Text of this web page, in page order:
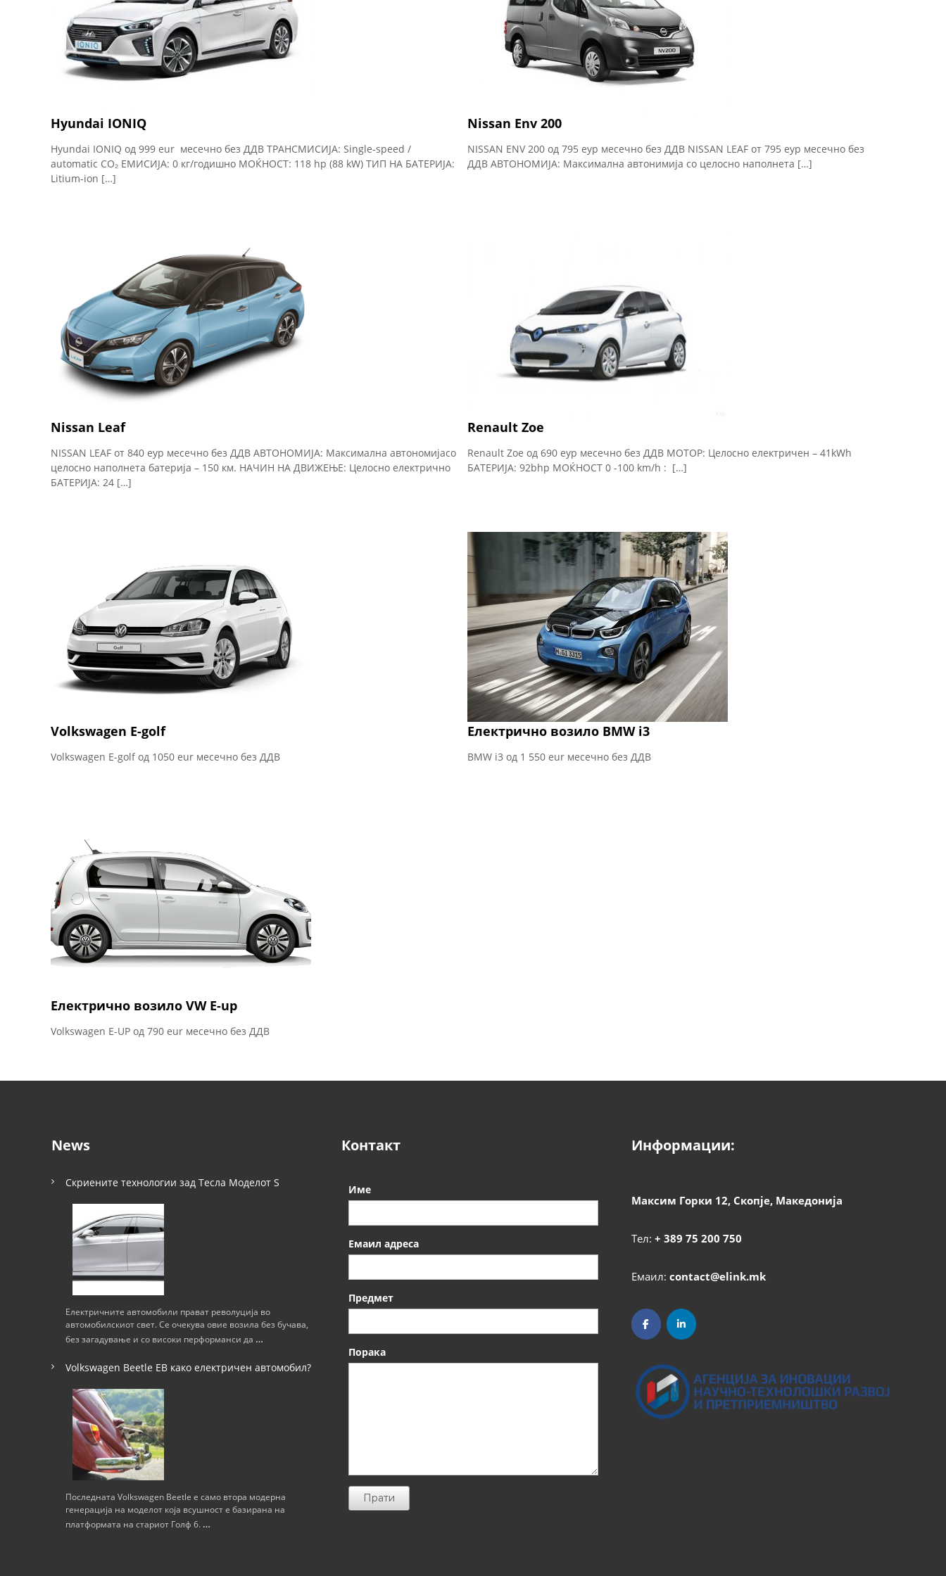
Hyundai IONIQ
Hyundai IONIQ од 999 eur месечно без ДДВ ТРАНСМИСИЈА: Single-speed /
automatic CO₂ ЕМИСИЈА: 0 кг/годишно МОЌНОСТ: 118 hp (88 kW) ТИП НА БАТЕРИЈА:
Litium-ion […]
Nissan Env 200
NISSAN ENV 200 од 795 еур месечно без ДДВ NISSAN LEAF от 795 еур месечно без
ДДВ АВТОНОМИЈА: Максимална автонимија со целосно наполнета […]
Nissan Leaf
NISSAN LEAF от 840 еур месечно без ДДВ АВТОНОМИЈА: Максимална автономијасо
целосно наполнета батерија – 150 км. НАЧИН НА ДВИЖЕЊЕ: Целосно електрично
БАТЕРИЈА: 24 […]
Renault Zoe
Renault Zoe од 690 еур месечно без ДДВ МОТОР: Целосно електричен – 41kWh
БАТЕРИЈА: 92bhp МОЌНОСТ 0 -100 km/h : […]
Volkswagen Е-golf
Volkswagen Е-golf од 1050 eur месечно без ДДВ
Електрично возило BMW i3
BMW i3 од 1 550 eur месечно без ДДВ
Електрично возило VW E-up
Volkswagen E-UP од 790 eur месечно без ДДВ
News
Скриените технологии зад Тесла Моделот S
Електричните автомобили прават револуција во
автомобилскиот свет. Се очекува овие возила без бучава,
без загадување и со високи перформанси да …
Volkswagen Beetle ЕВ како електричен автомобил?
Последната Volkswagen Beetle е само втора модерна
генерација на моделот која всушност е базирана на
платформата на стариот Голф 6. …
Контакт
Име
Емаил адреса
Предмет
Порака
Прати
Информации:
Максим Горки 12, Скопје, Македонија
Тел: + 389 75 200 750
Емаил: contact@elink.mk